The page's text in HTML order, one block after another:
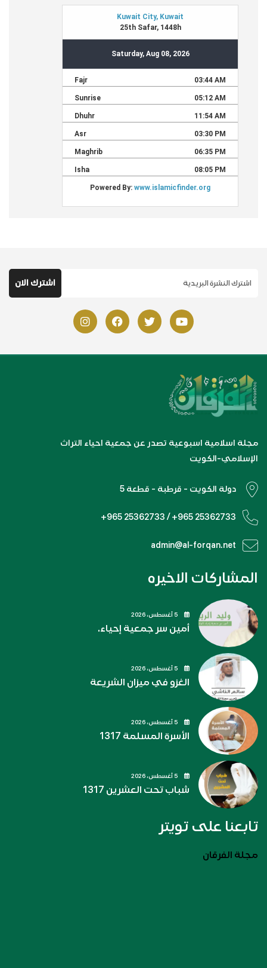
مجلة اسلامية اسبوعية تصدر عن جمعية احياء التراث
الإسلامي-الكويت
دولة الكويت - قرطبة - قطعة 5
+965 25362733 / +965 25362733
admin@al-forqan.net
المشاركات الاخيره
أمين سر جمعية إحياء.
الغزو في ميزان الشريعة
الأسرة المسلمة 1317
شباب تحت العشرين 1317
تابعنا على تويتر
مجلة الفرقان